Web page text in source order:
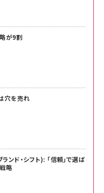
が9割
穴を売れ
ド・シフト): 「信頼」で選ば
略